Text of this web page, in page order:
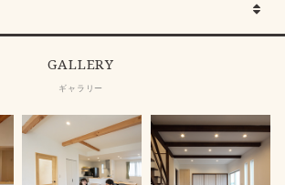
GALLERY
ギャラリー